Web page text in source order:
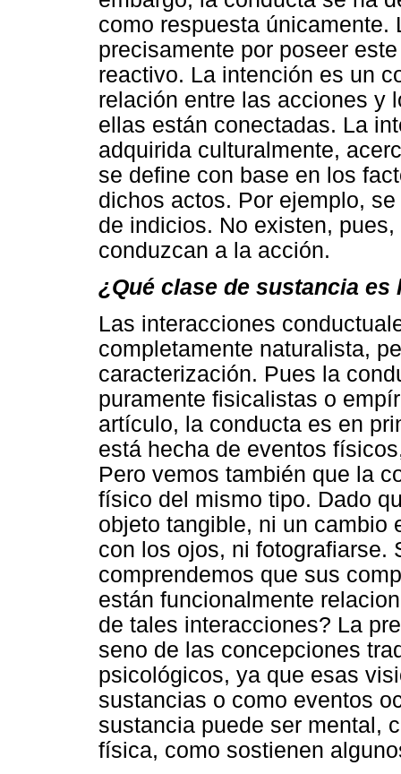
como respuesta
precisamente por poseer
reactivo. La intención es un
relación entre las acciones y
ellas están conectadas. La
adquirida culturalmente,
se define con base en los
dichos actos. Por ejemplo,
de indicios. No existen,
conduzcan a la acción.
¿Qué clase de sustancia
Las interacciones
completamente naturalista,
caracterización. Pues la
puramente fisicalistas o
artículo, la conducta es en
está hecha de eventos
Pero vemos también que la
físico del mismo tipo. Dado
objeto tangible, ni un cambio
con los ojos, ni fotografiarse.
comprendemos que sus
están funcionalmente
de tales interacciones? La
seno de las concepciones
psicológicos, ya que esas
sustancias o como eventos
sustancia puede ser mental,
física, como sostienen